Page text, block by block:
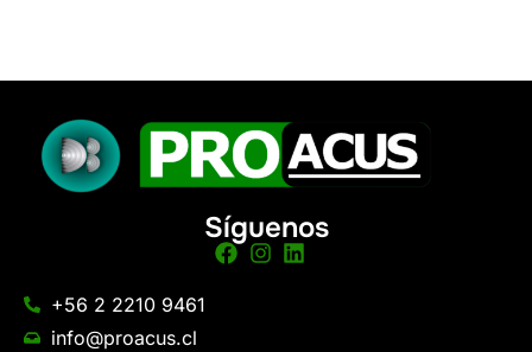
Síguenos
+56 2 2210 9461
info@proacus.cl